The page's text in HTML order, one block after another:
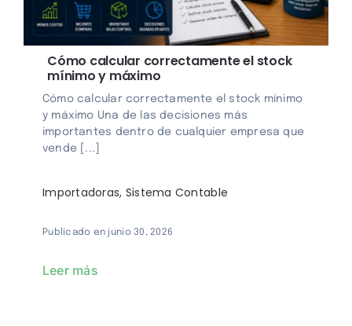
Cómo calcular correctamente el stock
mínimo y máximo
Cómo calcular correctamente el stock mínimo
y máximo Una de las decisiones más
importantes dentro de cualquier empresa que
vende [...]
Importadoras, Sistema Contable
Publicado en junio 30, 2026
Leer más